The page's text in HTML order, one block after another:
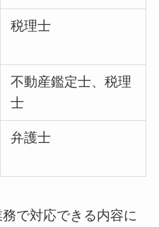
税理士
不動産鑑定士、税理
士
弁護士
で対応できる内容に